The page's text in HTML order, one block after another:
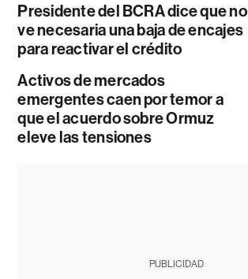
Presidente del BCRA dice que no
ve necesaria una baja de encajes
para reactivar el crédito
Activos de mercados
emergentes caen por temor a
que el acuerdo sobre Ormuz
eleve las tensiones
PUBLICIDAD